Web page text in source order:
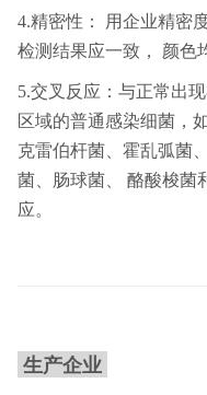
4.精密性： 用企业精密
检测结果应一致， 颜色
5.交叉反应：与正常出
区域的普通感染细菌，
克雷伯杆菌、霍乱弧菌
菌、肠球菌、 酪酸梭菌
应。
生产企业